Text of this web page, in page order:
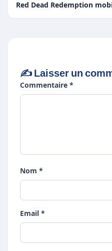
Red Dead Redemption
✍️ Laisser un
Commentaire *
Nom *
Email *